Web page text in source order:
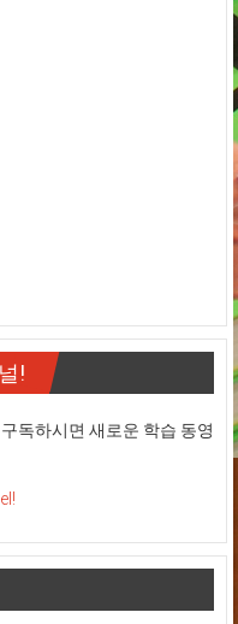
!
독하시면 새로운 학습 동영